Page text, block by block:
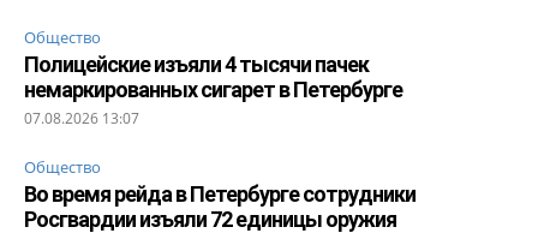
Общество
Полицейские изъяли 4 тысячи пачек
немаркированных сигарет в Петербурге
07.08.2026 13:07
Общество
Во время рейда в Петербурге сотрудники
Росгвардии изъяли 72 единицы оружия